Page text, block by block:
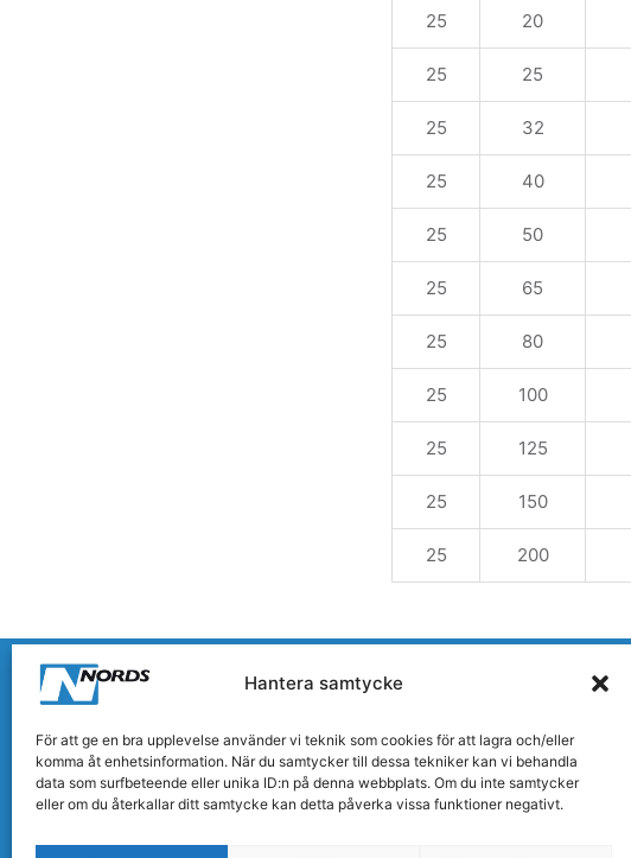
Hantera samtycke
För att ge en bra upplevelse använder vi teknik som cookies för att lagra och/eller
komma åt enhetsinformation. När du samtycker till dessa tekniker kan vi behandla
data som surfbeteende eller unika ID:n på denna webbplats. Om du inte samtycker
eller om du återkallar ditt samtycke kan detta påverka vissa funktioner negativt.
25 20
25 25
25 32
25 40
25 50
25 65
25 80
25 100
25 125
25 150
25 200
Nords International AB
Prostgårdsvägen 2